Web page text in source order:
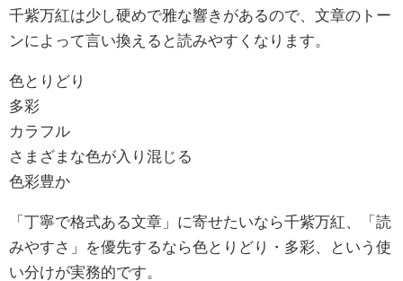
千紫万紅は少し硬めで雅な響きがあるので、文章のトー
ンによって言い換えると読みやすくなります。
色とりどり
多彩
カラフル
さまざまな色が入り混じる
色彩豊か
「丁寧で格式ある文章」に寄せたいなら千紫万紅、「読
みやすさ」を優先するなら色とりどり・多彩、という使
い分けが実務的です。